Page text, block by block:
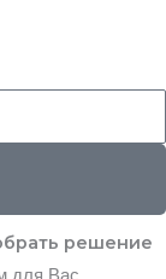
решение